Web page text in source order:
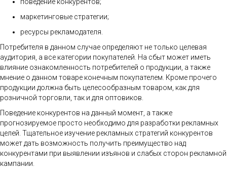
маркетинговые стратегии;
ресурсы рекламодателя.
Потребителя в данном случае определяют не только целевая
аудитория, а все категории покупателей. На сбыт может иметь
влияние ознакомленность потребителей о продукции, а также
мнение о данном товаре конечным покупателем. Кроме прочего
продукции должна быть целесообразным товаром, как для
розничной торговли, так и для оптовиков.
Поведение конкурентов на данный момент, а также
прогнозируемое просто необходимо для разработки рекламных
целей. Тщательное изучение рекламных стратегий конкурентов
может дать возможность получить преимущество над
конкурентами при выявлении изъянов и слабых сторон рекламной
кампании.